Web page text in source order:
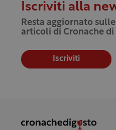
Iscriviti alla
Resta aggiornato
articoli di Cronache di
Iscriviti